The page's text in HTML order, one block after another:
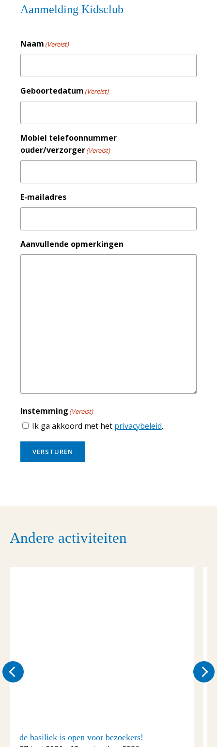
Aanmelding Kidsclub
Naam (Vereist)
Geboortedatum (Vereist)
Mobiel telefoonnummer
ouder/verzorger(Vereist)
E-mailadres
Aanvullende opmerkingen
Instemming (Vereist)
Ik ga akkoord met het privacybeleid.
VERSTUREN
Andere activiteiten
de basiliek is open voor bezoekers!